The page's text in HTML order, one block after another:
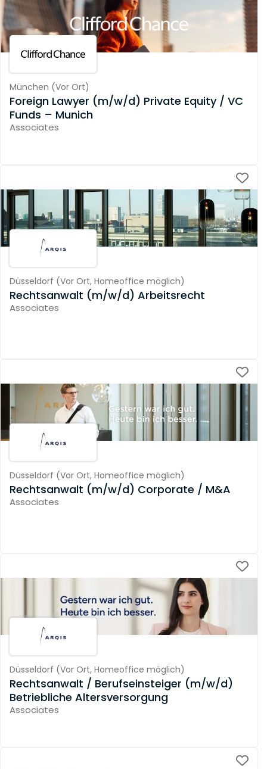
München (Vor Ort)
Foreign Lawyer (m/w/d) Private Equity / VC
Funds – Munich
Associates
Düsseldorf (Vor Ort, Homeoffice möglich)
Rechtsanwalt (m/w/d) Arbeitsrecht
Associates
Düsseldorf (Vor Ort, Homeoffice möglich)
Rechtsanwalt (m/w/d) Corporate / M&A
Associates
Düsseldorf (Vor Ort, Homeoffice möglich)
Rechtsanwalt / Berufseinsteiger (m/w/d)
Betriebliche Altersversorgung
Associates